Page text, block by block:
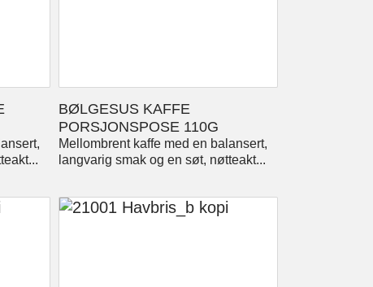
BØLGESUS KAFFE
PORSJONSPOSE 110G
Mellombrent kaffe med en balansert,
langvarig smak og en søt, nøtteakt...